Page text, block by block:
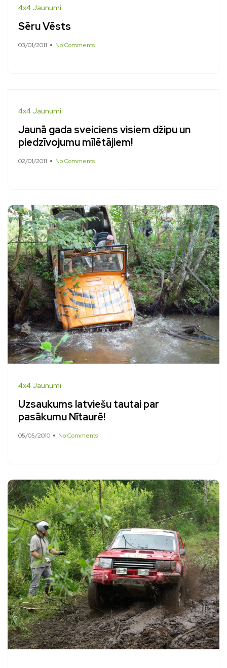
4x4 Jaunumi
Sēru Vēsts
03/01/2011 No Comments
4x4 Jaunumi
Jaunā gada sveiciens visiem džipu un
piedzīvojumu mīlētājiem!
02/01/2011 No Comments
4x4 Jaunumi
Uzsaukums latviešu tautai par
pasākumu Nītaurē!
05/05/2010 No Comments